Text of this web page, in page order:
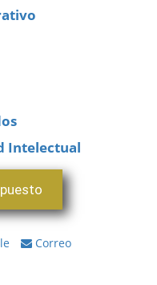
Intelectual
Correo